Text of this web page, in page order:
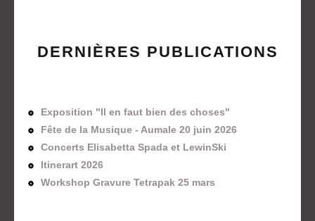
DERNIÈRES PUBLICATIONS
Exposition "Il en faut bien des choses"
Fête de la Musique - Aumale 20 juin 2026
Concerts Elisabetta Spada et LewinSki
Itinerart 2026
Workshop Gravure Tetrapak 25 mars